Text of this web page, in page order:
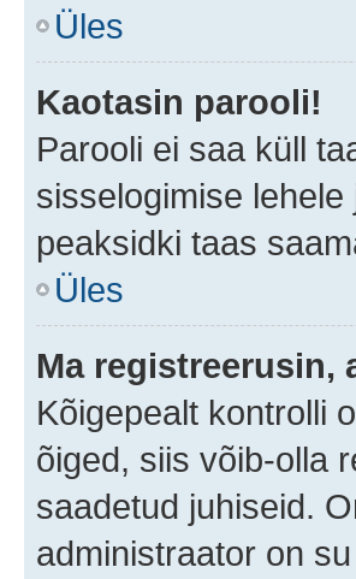
Üles
Kaotasin parooli!
Parooli ei saa küll
sisselogimise
peaksidki taas
Üles
Ma registreerusin,
Kõigepealt kontrolli
õiged, siis võib-olla
saadetud juhiseid.
administraator on